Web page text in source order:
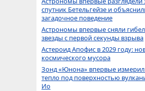
спутник Бетельгейзе и
загадочное поведение
Астрономы впервые сняли
звезды с первой секунды взрыва
Астероид Апофис в 2029 году:
космического мусора
Зонд «Юнона» впервые
тепло под поверхностью
Ио